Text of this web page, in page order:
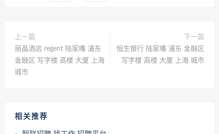
上一篇
丽晶酒店 regent 陆家嘴 浦东
金融区 写字楼 高楼 大厦 上海
城市
下一篇
恒生银行 陆家嘴 浦东 金融区
写字楼 高楼 大厦 上海 城市
相关推荐